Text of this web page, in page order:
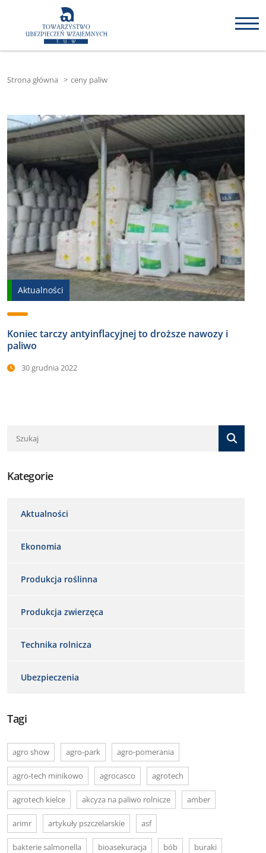
Strona główna > ceny paliw
Aktualności
Koniec tarczy antyinflacyjnej to droższe nawozy i
paliwo
30 grudnia 2022
Kategorie
Aktualności
Ekonomia
Produkcja roślinna
Produkcja zwierzęca
Technika rolnicza
Ubezpieczenia
Tagi
agro show agro-park agro-pomerania
agro-tech minikowo agrocasco agrotech
agrotech kielce akcyza na paliwo rolnicze amber
arimr artykuły pszczelarskie asf
bakterie salmonella bioasekuracja bób buraki